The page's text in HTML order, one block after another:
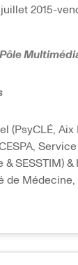
2015-
(PsyCLÉ,
SESSTIM)
de Médecine,